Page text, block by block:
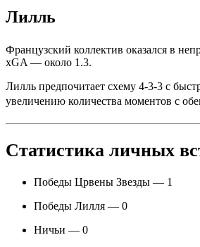
Лилль
Французский коллектив оказался в
xGA — около 1.3.
Лилль предпочитает схему 4-3-3 с
увеличению количества моментов с
Статистика личных
Победы Црвены Звезды — 1
Победы Лилля — 0
Ничьи — 0